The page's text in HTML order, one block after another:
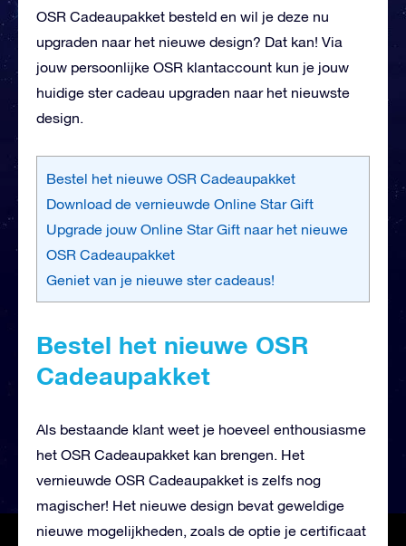
OSR Cadeaupakket besteld en wil je deze nu
upgraden naar het nieuwe design? Dat kan! Via
jouw persoonlijke OSR klantaccount kun je jouw
huidige ster cadeau upgraden naar het nieuwste
design.
Bestel het nieuwe OSR Cadeaupakket
Download de vernieuwde Online Star Gift
Upgrade jouw Online Star Gift naar het nieuwe
OSR Cadeaupakket
Geniet van je nieuwe ster cadeaus!
Bestel het nieuwe OSR
Cadeaupakket
Als bestaande klant weet je hoeveel enthousiasme
het OSR Cadeaupakket kan brengen. Het
vernieuwde OSR Cadeaupakket is zelfs nog
magischer! Het nieuwe design bevat geweldige
nieuwe mogelijkheden, zoals de optie je certificaat